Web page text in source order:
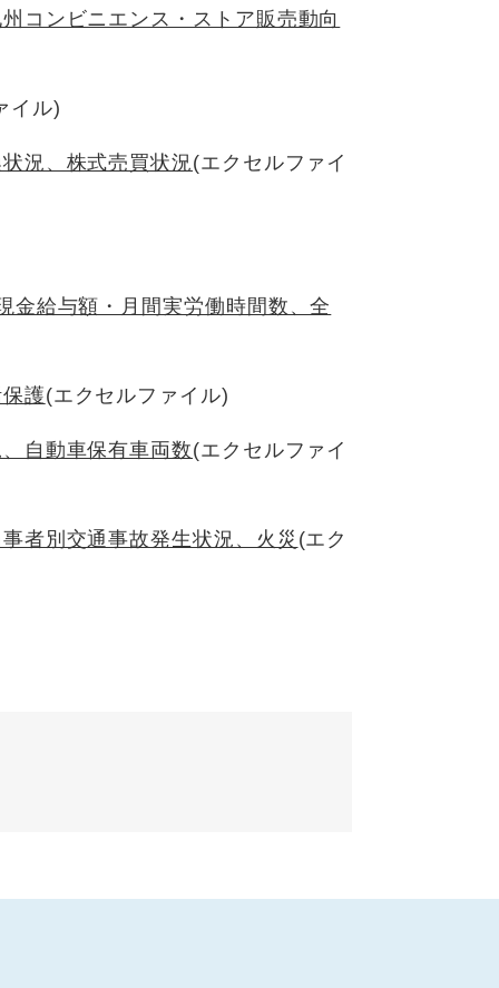
コンビニエンス・ストア販売動向
イル)
況、株式売買状況(エクセルファイ
金給与額・月間実労働時間数、全
護(エクセルファイル)
自動車保有車両数(エクセルファイ
者別交通事故発生状況、火災 (エク